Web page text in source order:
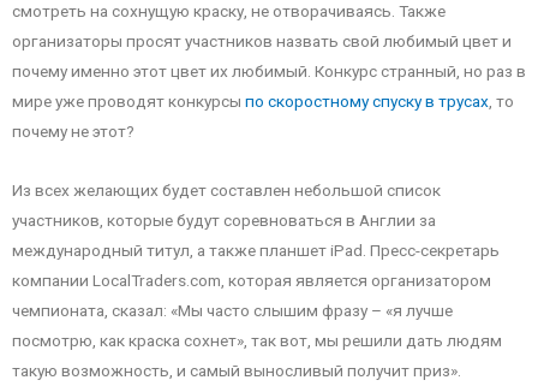
смотреть на сохнущую краску, не отворачиваясь. Также
организаторы просят участников назвать свой любимый цвет и
почему именно этот цвет их любимый. Конкурс странный, но раз в
мире уже проводят конкурсы по скоростному спуску в трусах , то
почему не этот?
Из всех желающих будет составлен небольшой список
участников, которые будут соревноваться в Англии за
международный титул, а также планшет iPad. Пресс-секретарь
компании LocalTraders.com, которая является организатором
чемпионата, сказал: «Мы часто слышим фразу – «я лучше
посмотрю, как краска сохнет», так вот, мы решили дать людям
такую возможность, и самый выносливый получит приз».